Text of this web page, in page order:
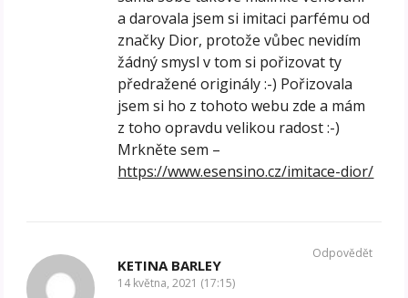
a darovala jsem si imitaci parfému od
značky Dior, protože vůbec nevidím
žádný smysl v tom si pořizovat ty
předražené originály :-) Pořizovala
jsem si ho z tohoto webu zde a mám
z toho opravdu velikou radost :-)
Mrkněte sem –
https://www.esensino.cz/imitace-dior/
KETINA BARLEY
14 května, 2021 (17:15)
Odpovědět